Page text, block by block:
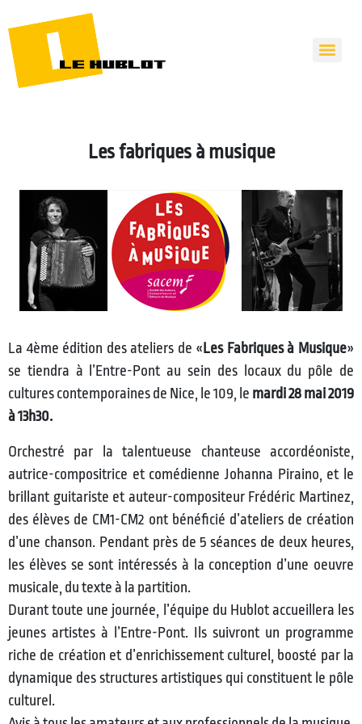
Les fabriques à musique
La 4ème édition des ateliers de «Les Fabriques à Musique»
se tiendra à l’Entre-Pont au sein des locaux du pôle de
cultures contemporaines de Nice, le 109, le mardi 28 mai 2019
à 13h30.
Orchestré par la talentueuse chanteuse accordéoniste,
autrice-compositrice et comédienne Johanna Piraino, et le
brillant guitariste et auteur-compositeur Frédéric Martinez,
des élèves de CM1-CM2 ont bénéficié d’ateliers de création
d’une chanson. Pendant près de 5 séances de deux heures,
les élèves se sont intéressés à la conception d’une oeuvre
musicale, du texte à la partition.
Durant toute une journée, l’équipe du Hublot accueillera les
jeunes artistes à l’Entre-Pont. Ils suivront un programme
riche de création et d’enrichissement culturel, boosté par la
dynamique des structures artistiques qui constituent le pôle
culturel.